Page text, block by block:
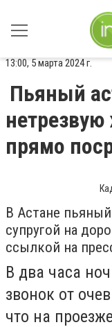
13:00, 5 марта 2024 г.
Пьяный
прямо
В Астане
супругой на
ссылкой на
В два часа
звонок от
что на